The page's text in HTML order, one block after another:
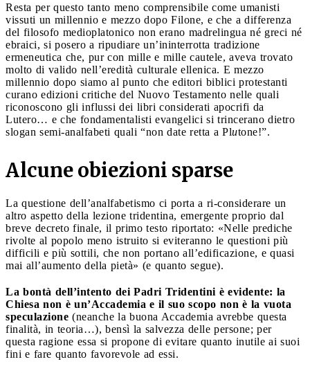
Resta per questo tanto meno comprensibile come umanisti
vissuti un millennio e mezzo dopo Filone, e che a differenza
del filosofo medioplatonico non erano madrelingua né greci né
ebraici, si posero a ripudiare un’ininterrotta tradizione
ermeneutica che, pur con mille e mille cautele, aveva trovato
molto di valido nell’eredità culturale ellenica. E mezzo
millennio dopo siamo al punto che editori biblici protestanti
curano edizioni critiche del Nuovo Testamento nelle quali
riconoscono gli influssi dei libri considerati apocrifi da
Lutero… e che fondamentalisti evangelici si trincerano dietro
slogan semi-analfabeti quali “non date retta a Plutone!”.
Alcune obiezioni sparse
La questione dell’analfabetismo ci porta a ri-considerare un
altro aspetto della lezione tridentina, emergente proprio dal
breve decreto finale, il primo testo riportato: «Nelle prediche
rivolte al popolo meno istruito si eviteranno le questioni più
difficili e più sottili, che non portano all’edificazione, e quasi
mai all’aumento della pietà» (e quanto segue).
La bontà dell’intento dei Padri Tridentini è evidente: la
Chiesa non è un’Accademia e il suo scopo non è la vuota
speculazione (neanche la buona Accademia avrebbe questa
finalità, in teoria…), bensì la salvezza delle persone; per
questa ragione essa si propone di evitare quanto inutile ai suoi
fini e fare quanto favorevole ad essi.